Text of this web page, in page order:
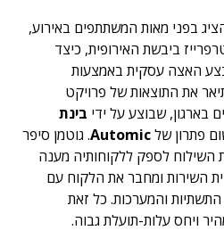
בפני מאות המשתתפים באירוע,
ביבשת האירופית, כיצד
האצה עסקית באמצעות
את התוצאות של פרויקט
בארגון, שבוצע על ידי בינת
פתרון שלAutomic. גוטמן סיפר
לספק ללקוחותיה מענה
השירות ומחבר את הלקוח עם
התשתיות והמערכות. כל זאת
ויחס עלות-תועלת גבוה.